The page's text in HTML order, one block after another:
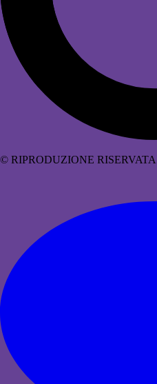
© RIPRODUZIONE RISERVATA